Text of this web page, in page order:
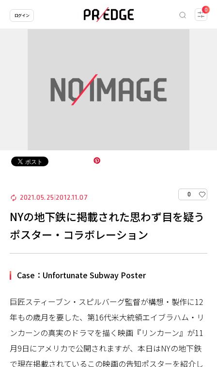
0
ログイン
2021.05.25 2012.11.07 0
NYの地下鉄に掲載された思わず目を疑う
ポスター・コラボレーション
Case：Unfortunate Subway Poster
巨匠スティーブン・スピルバーグ監督が構想・製作に12
年もの歳月を要した、第16代米大統領エイブラハム・リ
ンカーンの真実のドラマを描く映画『リンカーン』が11
月9日にアメリカで公開されますが、本日はNYの地下鉄
で現在掲載されているこの映画の告知ポスターを紹介し